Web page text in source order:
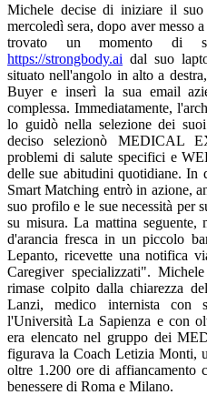
Michele decise di iniziare il
mercoledì sera, dopo aver messo
trovato un momento di
https://strongbody.ai dal suo
situato nell'angolo in alto a
Buyer e inserì la sua email
complessa. Immediatamente,
lo guidò nella selezione dei
deciso selezionò MEDICAL
problemi di salute specifici e
delle sue abitudini quotidiane. In
Smart Matching entrò in azione,
suo profilo e le sue necessità per
su misura. La mattina seguente,
d'arancia fresca in un piccolo
Lepanto, ricevette una notifica
Caregiver specializzati".
rimase colpito dalla chiarezza
Lanzi, medico internista con
l'Università La Sapienza e con
era elencato nel gruppo dei
figurava la Coach Letizia Monti,
oltre 1.200 ore di affiancamento
benessere di Roma e Milano.